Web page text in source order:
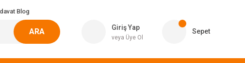
Blog
ARA Giriş Yap
veya Üye Ol
Sepet